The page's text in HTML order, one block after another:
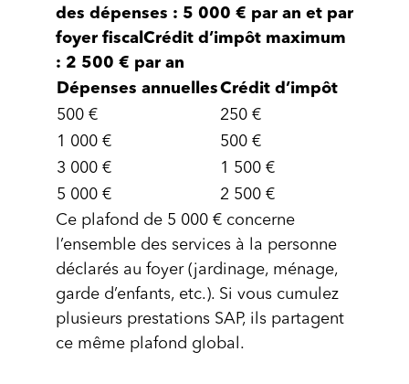
des dépenses : 5 000 € par an et par
foyer fiscalCrédit d’impôt maximum
: 2 500 € par an
Dépenses annuellesCrédit d’impôt
500 €
250 €
1 000 €
500 €
3 000 €
1 500 €
5 000 €
2 500 €
Ce plafond de 5 000 € concerne
l’ensemble des services à la personne
déclarés au foyer (jardinage, ménage,
garde d’enfants, etc.). Si vous cumulez
plusieurs prestations SAP, ils partagent
ce même plafond global.